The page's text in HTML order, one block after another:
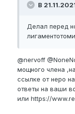
В
Делал перед
@nervoff
мощного члена
ссылке от неро
ответы на ваши
или https://